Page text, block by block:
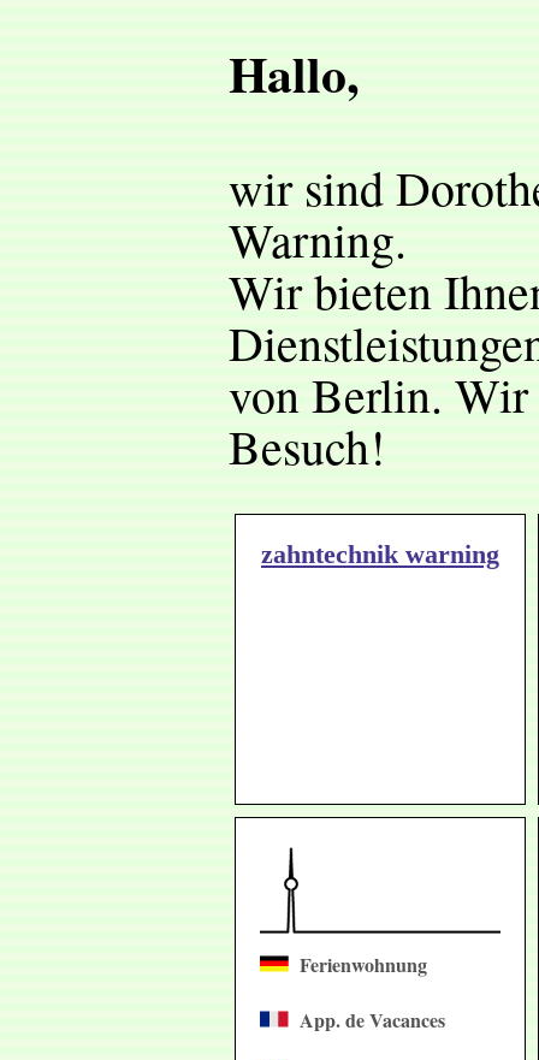
Hallo,
wir sind
Warning.
Wir bieten
von Berlin. Wir
Besuch!
zahntechnik warning
Ferienwohnung
App. de Vacances